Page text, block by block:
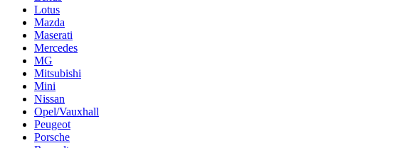
Lotus
Mazda
Maserati
Mercedes
MG
Mitsubishi
Mini
Nissan
Opel/Vauxhall
Peugeot
Porsche